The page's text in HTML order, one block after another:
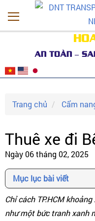
AN TOÀN –
Trang chủ Cẩm
Thuê xe đi
Ngày 06 tháng 02, 2025
Mục lục bài viết
Chỉ cách TP.HCM
như một bức tranh xanh